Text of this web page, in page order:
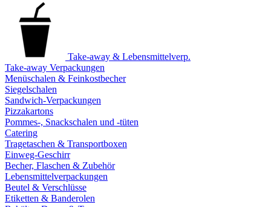
Take-away & Lebensmittelverp.
Take-away Verpackungen
Menüschalen & Feinkostbecher
Siegelschalen
Sandwich-Verpackungen
Pizzakartons
Pommes-, Snackschalen und -tüten
Catering
Tragetaschen & Transportboxen
Einweg-Geschirr
Becher, Flaschen & Zubehör
Lebensmittelverpackungen
Beutel & Verschlüsse
Etiketten & Banderolen